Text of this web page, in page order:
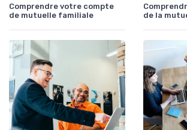
Comprendre votre compte
de mutuelle familiale
de la